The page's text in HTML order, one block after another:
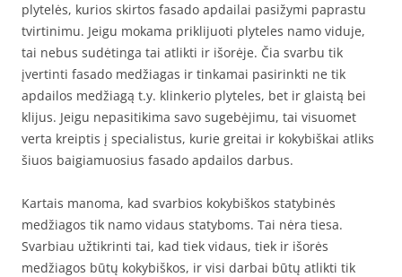
plytelės, kurios skirtos fasado apdailai pasižymi paprastu
tvirtinimu. Jeigu mokama priklijuoti plyteles namo viduje,
tai nebus sudėtinga tai atlikti ir išorėje. Čia svarbu tik
įvertinti fasado medžiagas ir tinkamai pasirinkti ne tik
apdailos medžiagą t.y. klinkerio plyteles, bet ir glaistą bei
klijus. Jeigu nepasitikima savo sugebėjimu, tai visuomet
verta kreiptis į specialistus, kurie greitai ir kokybiškai atliks
šiuos baigiamuosius fasado apdailos darbus.
Kartais manoma, kad svarbios kokybiškos statybinės
medžiagos tik namo vidaus statyboms. Tai nėra tiesa.
Svarbiau užtikrinti tai, kad tiek vidaus, tiek ir išorės
medžiagos būtų kokybiškos, ir visi darbai būtų atlikti tik